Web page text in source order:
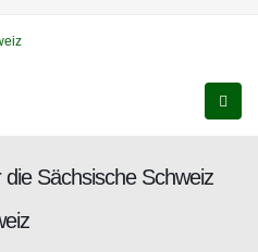
Sächsische Schweiz